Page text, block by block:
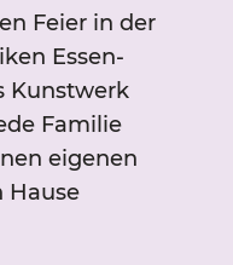
Feier in der
Essen-
Kunstwerk
Familie
eigenen
Hause